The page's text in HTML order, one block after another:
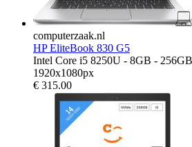
computerzaak.nl
HP EliteBook 830 G5
Intel Core i5 8250U - 8GB -
1920x1080px
€ 315.00